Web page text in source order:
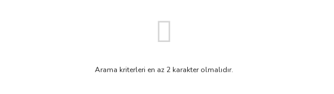
Arama kriterleri en az 2 karakter olmalıdır.